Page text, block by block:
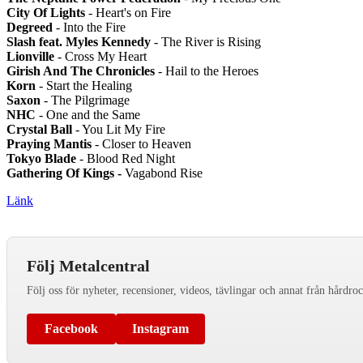
City Of Lights - Heart's on Fire
Degreed - Into the Fire
Slash feat. Myles Kennedy - The River is Rising
Lionville - Cross My Heart
Girish And The Chronicles - Hail to the Heroes
Korn - Start the Healing
Saxon - The Pilgrimage
NHC - One and the Same
Crystal Ball - You Lit My Fire
Praying Mantis - Closer to Heaven
Tokyo Blade - Blood Red Night
Gathering Of Kings - Vagabond Rise
Länk
Följ Metalcentral
Följ oss för nyheter, recensioner, videos, tävlingar och annat från
Facebook Instagram